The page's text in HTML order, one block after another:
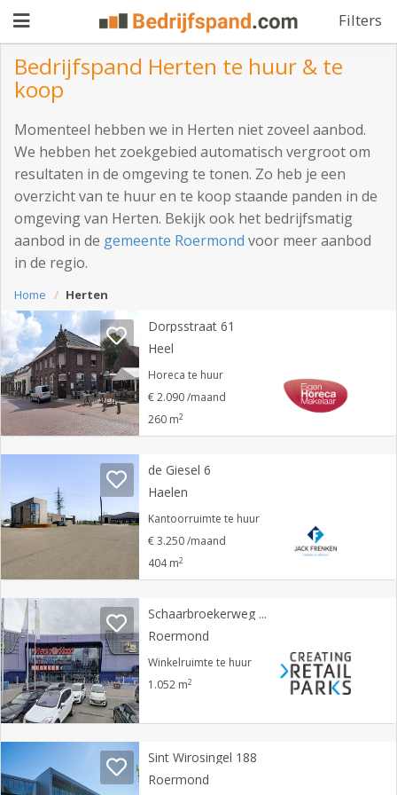
Filters
Pand
aanbieden
Pand
zoeken
Waarom
adverteren
Premium
Registreren
Login
Bedrijfspand Herten te huur & te
koop
Momenteel hebben we in Herten niet zoveel aanbod.
We hebben het zoekgebied automatisch vergroot om
resultaten in de omgeving te tonen. Zo heb je een
overzicht van te huur en te koop staande panden in de
omgeving van Herten. Bekijk ook het bedrijfsmatig
aanbod in de gemeente Roermond voor meer aanbod
in de regio.
Home Herten
Dorpsstraat 61
Heel
Horeca te huur
€ 2.090 /maand
260 m2
de Giesel 6
Haelen
Kantoorruimte te huur
€ 3.250 /maand
404 m2
Schaarbroekerweg 32A
Roermond
Winkelruimte te huur
1.052 m2
Sint Wirosingel 188
Roermond